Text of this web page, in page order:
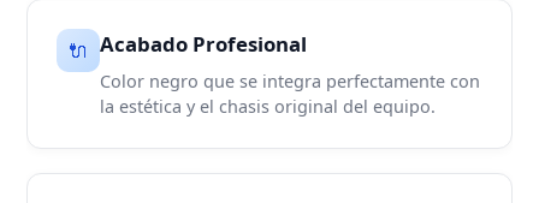
🔌 Acabado Profesional
Color negro que se integra perfectamente con
la estética y el chasis original del equipo.